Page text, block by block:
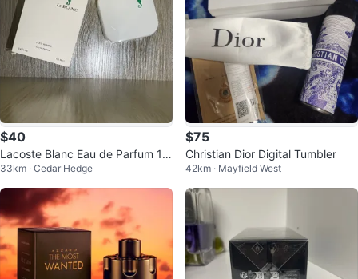
$40
Lacoste Blanc Eau de Parfum 10
0 mL
33km · Cedar Hedge
$75
Christian Dior Digital Tumbler
42km · Mayfield West